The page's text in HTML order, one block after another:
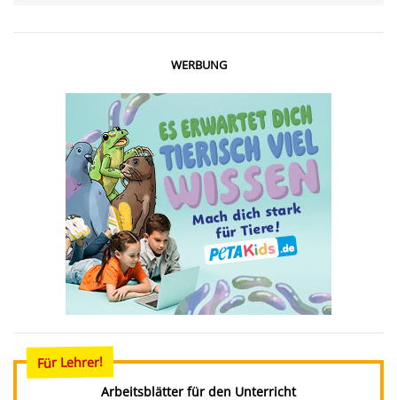
WERBUNG
Für Lehrer!
Arbeitsblätter für den Unterricht